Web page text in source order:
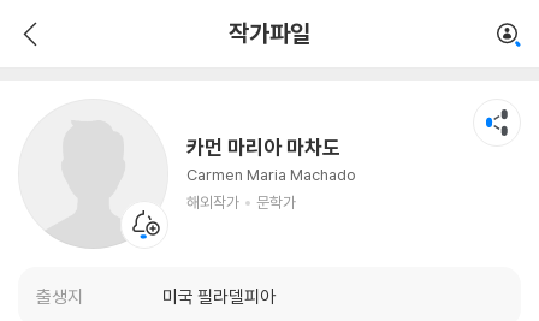
작가파일
카먼 마리아 마차도
Carmen Maria Machado
해외작가
문학가
출생지 미국 필라델피아